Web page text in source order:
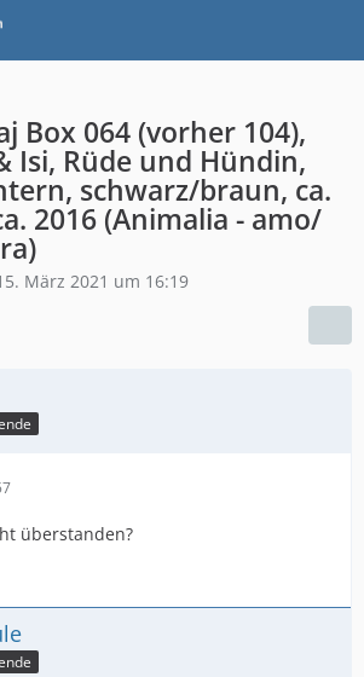
Box 064 (vorher 104),
Isi, Rüde und Hündin,
schwarz/braun, ca.
2016 (Animalia - amo/
März 2021 um 16:19
überstanden?